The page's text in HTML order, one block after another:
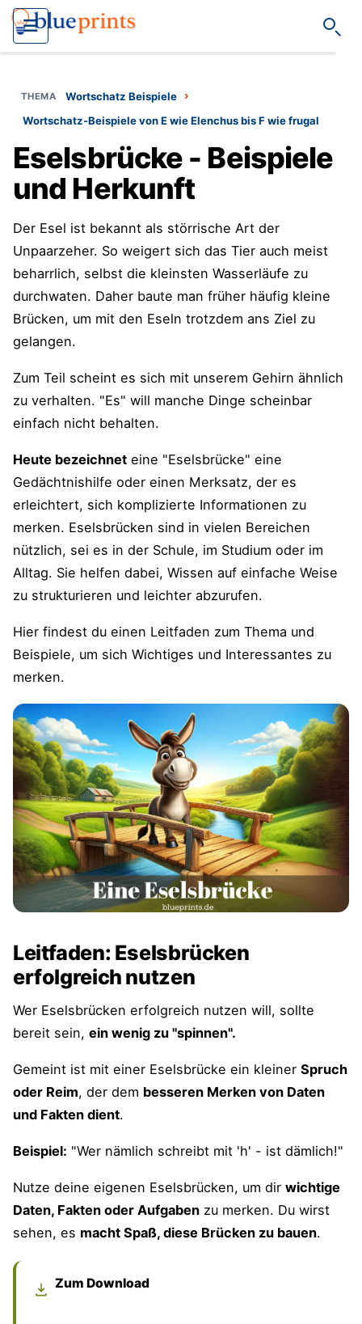
Wortschatz Beispiele ›
Wortschatz-Beispiele von E wie Elenchus bis F wie frugal
Eselsbrücke - Beispiele
und Herkunft
Der Esel ist bekannt als störrische Art der
Unpaarzeher. So weigert sich das Tier auch meist
beharrlich, selbst die kleinsten Wasserläufe zu
durchwaten. Daher baute man früher häufig kleine
Brücken, um mit den Eseln trotzdem ans Ziel zu
gelangen.
Zum Teil scheint es sich mit unserem Gehirn ähnlich
zu verhalten. "Es" will manche Dinge scheinbar
einfach nicht behalten.
Heute bezeichnet eine "Eselsbrücke" eine
Gedächtnishilfe oder einen Merksatz, der es
erleichtert, sich komplizierte Informationen zu
merken. Eselsbrücken sind in vielen Bereichen
nützlich, sei es in der Schule, im Studium oder im
Alltag. Sie helfen dabei, Wissen auf einfache Weise
zu strukturieren und leichter abzurufen.
Hier findest du einen Leitfaden zum Thema und
Beispiele, um sich Wichtiges und Interessantes zu
merken.
Leitfaden: Eselsbrücken
erfolgreich nutzen
Wer Eselsbrücken erfolgreich nutzen will, sollte
bereit sein, ein wenig zu "spinnen".
Gemeint ist mit einer Eselsbrücke ein kleiner Spruch
oder Reim, der dem besseren Merken von Daten
und Fakten dient.
Beispiel: "Wer nämlich schreibt mit 'h' - ist dämlich!"
Nutze deine eigenen Eselsbrücken, um dir wichtige
Daten, Fakten oder Aufgaben zu merken. Du wirst
sehen, es macht Spaß, diese Brücken zu bauen.
Zum Download